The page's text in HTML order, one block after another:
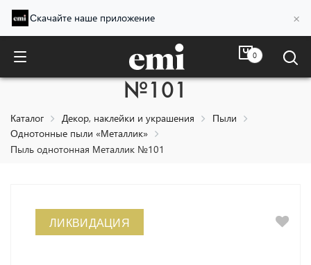
Скачайте наше приложение ×
0
Пыль однотонная Металлик
№101
Каталог Декор, наклейки и украшения
Пыли
Однотонные пыли «Металлик»
Пыль однотонная Металлик №101
ЛИКВИДАЦИЯ